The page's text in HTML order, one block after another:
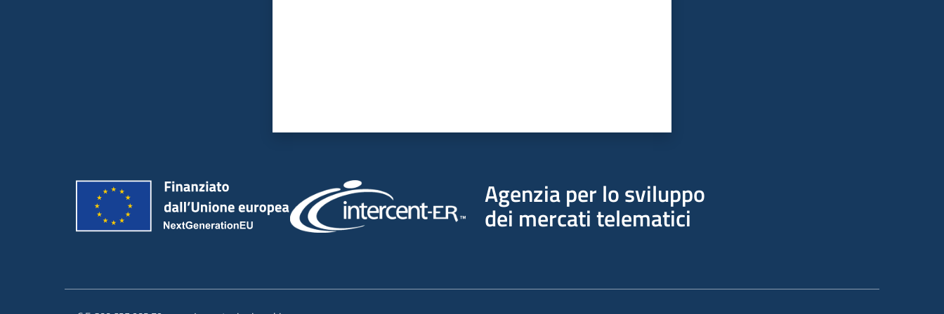
Agenzia per lo sviluppo
dei mercati telematici